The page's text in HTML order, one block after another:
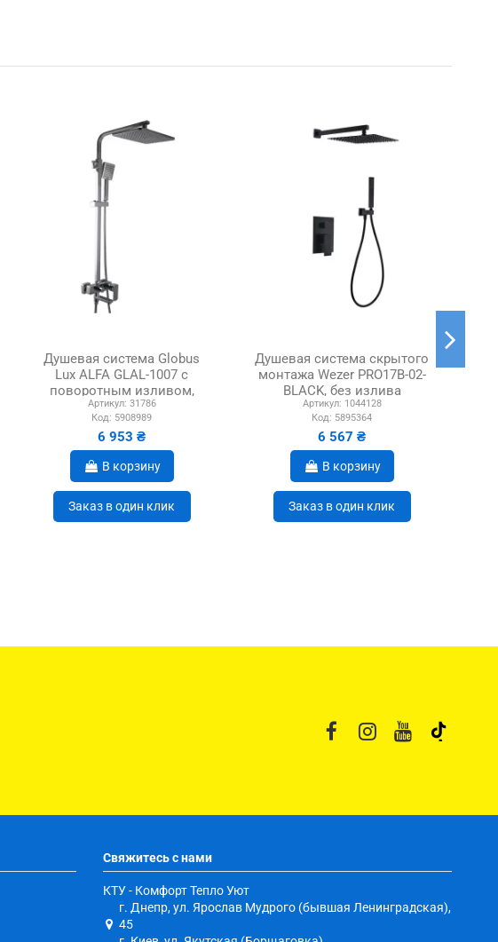
Душевая система Globus
Lux ALFA GLAL-1007 с
поворотным изливом,
высота 140 см,...
Артикул: 31786
Код: 5908989
6 953 ₴
В корзину
Заказ в один клик
Душевая система скрытого
монтажа Wezer PRO17B-02-
BLACK, без излива
Артикул: 1044128
Код: 5895364
6 567 ₴
В корзину
Заказ в один клик
Свяжитесь с нами
КТУ - Комфорт Тепло Уют
г. Днепр, ул. Ярослав Мудрого (бывшая Ленинградская),
45